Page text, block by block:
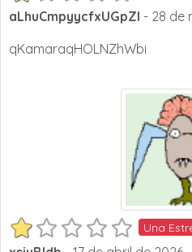
aLhuCmpyycfxUGpZI - 28 de
qKamaraqHOLNZhWbi
Una